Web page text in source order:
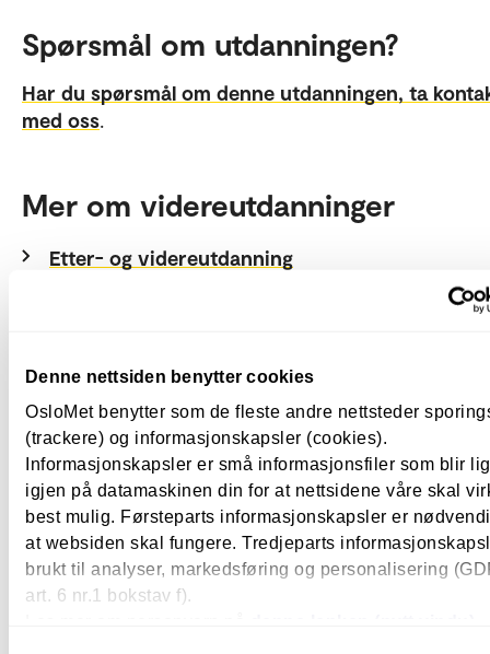
Denne nettsiden benytter cookies
OsloMet benytter som de fleste andre nettsteder
(trackere) og informasjonskapsler (cookies).
Informasjonskapsler er små informasjonsfiler som blir
igjen på datamaskinen din for at nettsidene våre skal
best mulig. Førsteparts informasjonskapsler er
at websiden skal fungere. Tredjeparts
brukt til analyser, markedsføring og personalisering
art. 6 nr.1 bokstav f).
Spørsmål om utdanningen?
Har du spørsmål om denne utdanningen, ta
med oss.
Mer om videreutdanninger
Etter- og videreutdanning
Etter- og videreutdanning fra OsloMet gir deg
Studenthistorier og forskning